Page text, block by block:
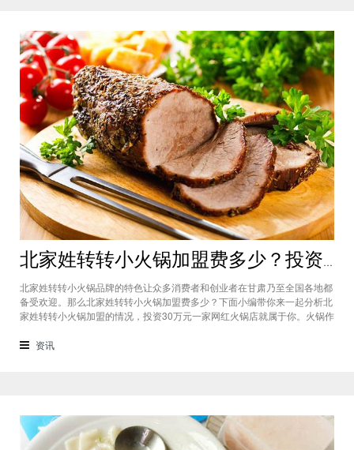
北家姓转转小火锅加盟费多少？投资30万一家网红火锅店就属于你
北家姓转转小火锅品牌的特色让众多消费者和创业者在甘肃乃至全国各地都
备受欢迎。那么北家姓转转小火锅加盟费多少？下面小编带你来一起分析北
家姓转转小火锅加盟的情况，投资30万元一家网红火锅店就属于你。火锅作
态存在着。北家姓转转小火锅凭借自己的产品和装修在美食市场当中受到越
资讯